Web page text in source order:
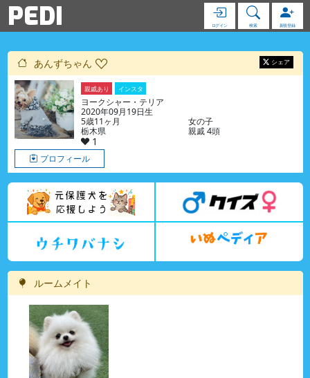
PEDI ログイン 検索 新規登録
あんずちゃん シェア
親戚あり インスタ
ヨークシャー・テリア
2020年09月19日生
5歳11ヶ月
女の子
栃木県
親戚 4頭
1
プロフィール
ルームメイト